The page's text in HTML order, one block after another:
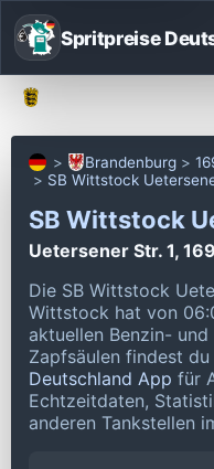
Spritpreise
Brandenburg
SB Wittstock
SB Wittstock
Uetersener Str. 1,
Die SB Wittstock
Wittstock hat von
aktuellen Benzin-
Zapfsäulen findest
Deutschland App für
Echtzeitdaten,
anderen Tankstellen